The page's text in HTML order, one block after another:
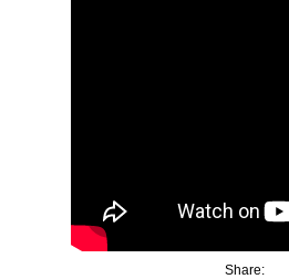
Share: